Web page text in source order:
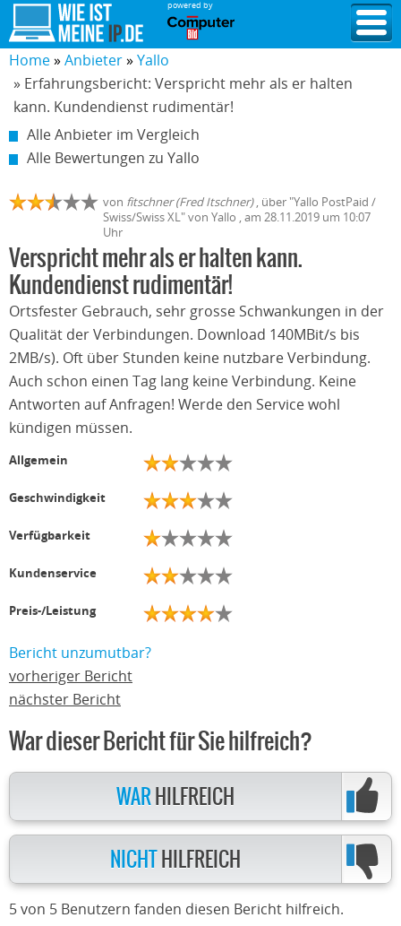
powered by
Home Anbieter
Yallo
» Erfahrungsbericht: Verspricht mehr als er halten
kann. Kundendienst rudimentär!
Alle Anbieter im Vergleich
Alle Bewertungen zu Yallo
von fitschner (Fred Itschner), über "Yallo PostPaid /
Swiss/Swiss XL" von Yallo , am 28.11.2019 um 10:07
Uhr
Verspricht mehr als er halten kann.
Kundendienst rudimentär!
Ortsfester Gebrauch, sehr grosse Schwankungen in der
Qualität der Verbindungen. Download 140MBit/s bis
2MB/s). Oft über Stunden keine nutzbare Verbindung.
Auch schon einen Tag lang keine Verbindung. Keine
Antworten auf Anfragen! Werde den Service wohl
kündigen müssen.
Allgemein
Geschwindigkeit
Verfügbarkeit
Kundenservice
Preis-/Leistung
Bericht unzumutbar?
vorheriger Bericht
nächster Bericht
War dieser Bericht für Sie hilfreich?
WAR HILFREICH
NICHT HILFREICH
5 von 5 Benutzern fanden diesen Bericht hilfreich.